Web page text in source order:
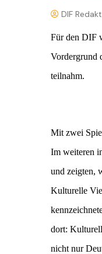
DIF
Für den DIF
Vordergrund
teilnahm.
Mit zwei
Im weiteren
und zeigten,
Kulturelle
dort:
nicht nur